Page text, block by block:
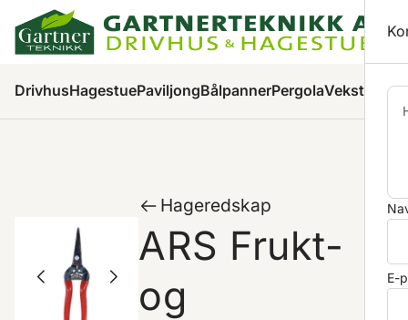
DrivhusHagestuePaviljongBålpannerPergolaVeksthus
Hageredskap
ARS Frukt-
og
E-